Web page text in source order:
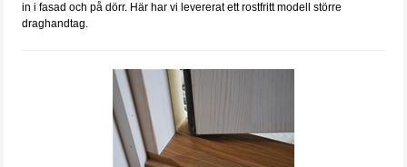
in i fasad och på dörr. Här har vi levererat ett rostfritt modell större
draghandtag.